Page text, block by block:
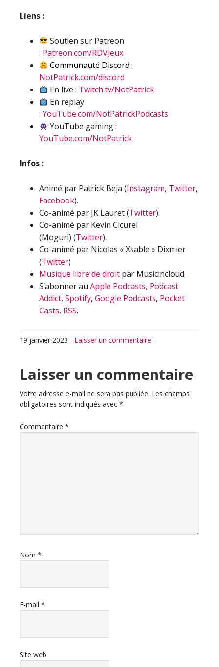
Liens :
Soutien sur Patreon
: Patreon.com/RDVJeux
Communauté Discord :
NotPatrick.com/discord
En live : Twitch.tv/NotPatrick
En replay
: YouTube.com/NotPatrickPodcasts
YouTube gaming :
YouTube.com/NotPatrick
Infos :
Animé par Patrick Beja (Instagram, Twitter,
Facebook).
Co-animé par JK Lauret (Twitter).
Co-animé par Kevin Cicurel
(Moguri) (Twitter).
Co-animé par Nicolas « Xsable » Dixmier
(Twitter)
Musique libre de droit par Musicincloud.
S’abonner au Apple Podcasts, Podcast
Addict, Spotify, Google Podcasts, Pocket
Casts, RSS.
19 janvier 2023 - Laisser un commentaire
Interactions
du
lecteur
Laisser un commentaire
Votre adresse e-mail ne sera pas publiée. Les champs
obligatoires sont indiqués avec *
Commentaire *
Nom *
E-mail *
Site web